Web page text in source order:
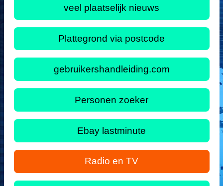
veel plaatselijk nieuws
Plattegrond via postcode
gebruikershandleiding.com
Personen zoeker
Ebay lastminute
Radio en TV